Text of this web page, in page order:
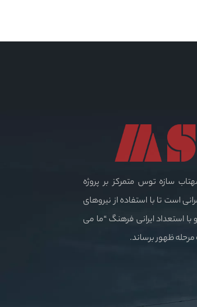
سازه توس متمرکز بر پروژه
است تا با استفاده از نیروهای
استعداد ایرانی فرهنگ “ما می
مرحله ظهور برساند.